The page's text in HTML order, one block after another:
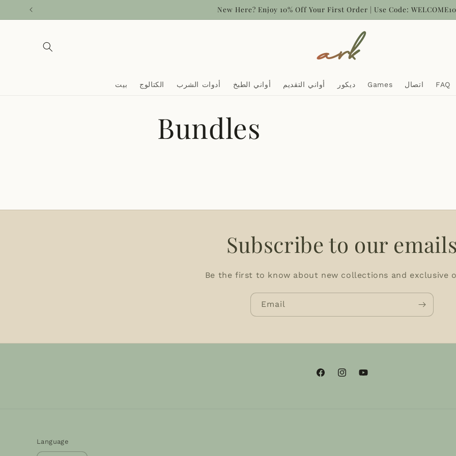
Skip to
New Here? Enjoy 10% Off Your First Order | Use Code: WELCOME10
بيت الكتالوج أدوات الشرب أواني الطبخ أواني التقديم ديكور Games اتصال FAQ
Bundles
Subscribe to our emails
Be the first to know about new collections and exclusive
Email
FacebookInstagramYouTube
Language